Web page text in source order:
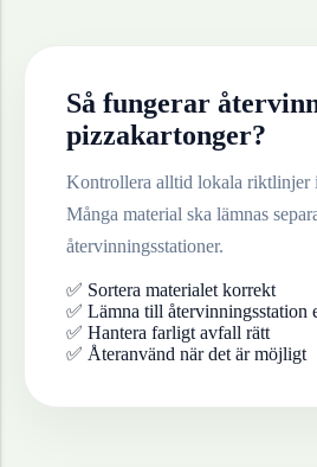
Så fungerar
pizzakartonger?
Kontrollera alltid lokala riktlinjer i
Många material ska lämnas
återvinningsstationer.
✅ Sortera materialet korrekt
✅ Lämna till återvinningsstation
✅ Hantera farligt avfall rätt
✅ Återanvänd när det är möjligt